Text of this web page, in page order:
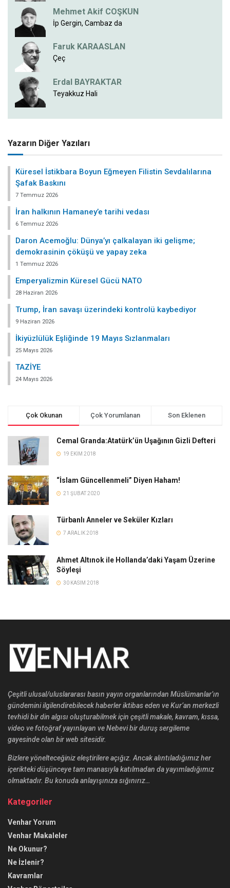
Mehmet Akif COŞKUN
İp Gergin, Cambaz da
Faruk KARAASLAN
Çeç
Erdal BAYRAKTAR
Teyakkuz Hali
Yazarın Diğer Yazıları
Küresel İstikbara Boyun Eğmeyen Filistin Sevdalılarına
Şafak Baskını
7 Temmuz 2026
İran halkının Hamaney’e tarihi vedası
6 Temmuz 2026
Daron Acemoğlu: Dünya’yı çalkalayan iki gelişme;
demokrasinin çöküşü ve yapay zeka
1 Temmuz 2026
Emperyalizmin Küresel Gücü NATO
28 Haziran 2026
Trump, İran savaşı üzerindeki kontrolü kaybediyor
9 Haziran 2026
İkiyüzlülük Eşliğinde 19 Mayıs Sızlanmaları
25 Mayıs 2026
TAZİYE
24 Mayıs 2026
Çok Okunan Çok Yorumlanan Son Eklenen
Cemal Granda:Atatürk’ün Uşağının Gizli Defteri
19 EKIM 2018
“İslam Güncellenmeli” Diyen Haham!
21 ŞUBAT 2020
Türbanlı Anneler ve Seküler Kızları
7 ARALIK 2018
Ahmet Altınok ile Hollanda’daki Yaşam Üzerine
Söyleşi
30 KASIM 2018
Çeşitli ulusal/uluslararası basın yayın organlarından Müslümanlar’ın
gündemini ilgilendirebilecek haberler iktibas eden ve Kur’an merkezli
tevhidi bir din algısı oluşturabilmek için çeşitli makale, kavram, kıssa,
video ve fotoğraf yayınlayan ve Nebevi bir duruş sergileme
gayesinde olan bir web sitesidir.
Bizlere yönelteceğiniz eleştirilere açığız. Ancak alıntıladığımız her
içerikteki düşünceye tam manasıyla katılmadan da yayımladığımız
olmaktadır. Bu konuda anlayışınıza sığınırız…
Kategoriler
Venhar Yorum
Venhar Makaleler
Ne Okunur?
Ne İzlenir?
Kavramlar